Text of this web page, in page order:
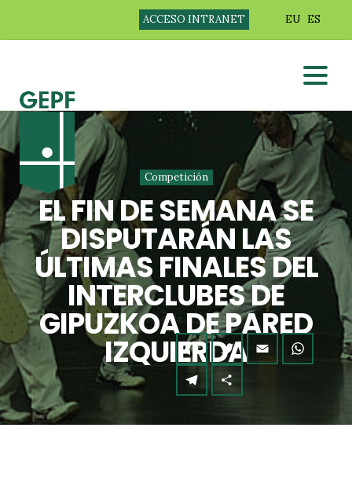
ACCESO INTRANET EU ES
Competición
EL FIN DE SEMANA SE
DISPUTARÁN LAS
ÚLTIMAS FINALES DEL
INTERCLUBES DE
GIPUZKOA DE PARED
IZQUIERDA